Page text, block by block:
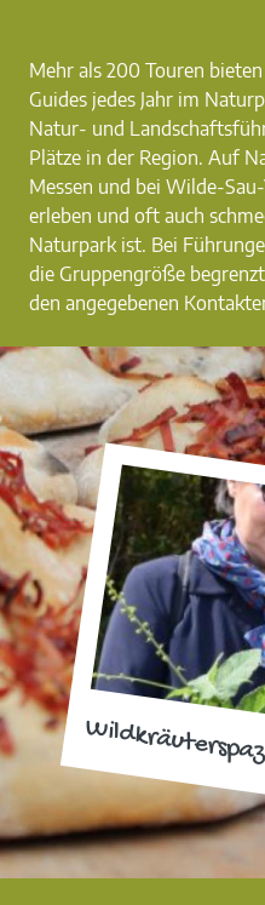
Mehr als 200 Touren
Guides jedes Jahr im
Natur- und
Plätze in der Region. Auf
Messen und bei Wilde-
erleben und oft auch
Naturpark ist. Bei
die Gruppengröße
den angegebenen